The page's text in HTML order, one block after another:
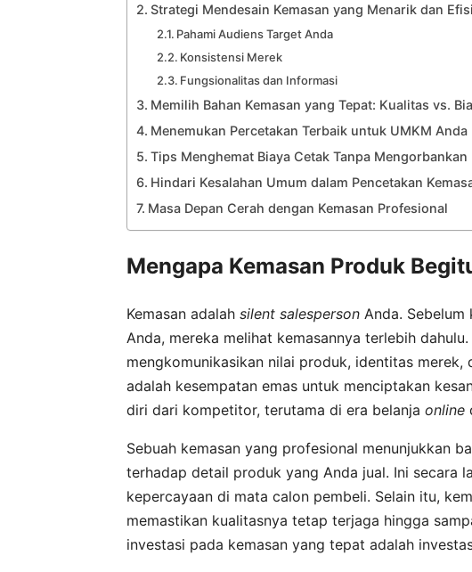
Strategi Mendesain Kemasan yang Menarik dan
Pahami Audiens Target Anda
Konsistensi Merek
Fungsionalitas dan Informasi
Memilih Bahan Kemasan yang Tepat: Kualitas vs.
Menemukan Percetakan Terbaik untuk UMKM Anda
Tips Menghemat Biaya Cetak Tanpa Mengorbankan
Hindari Kesalahan Umum dalam Pencetakan
Masa Depan Cerah dengan Kemasan Profesional
Mengapa Kemasan Produk
Kemasan adalah silent salesperson Anda.
Anda, mereka melihat kemasannya terlebih
mengkomunikasikan nilai produk, identitas merek,
adalah kesempatan emas untuk menciptakan
diri dari kompetitor, terutama di era belanja online
Sebuah kemasan yang profesional menunjukkan
terhadap detail produk yang Anda jual. Ini secara
kepercayaan di mata calon pembeli. Selain itu,
memastikan kualitasnya tetap terjaga hingga
investasi pada kemasan yang tepat adalah